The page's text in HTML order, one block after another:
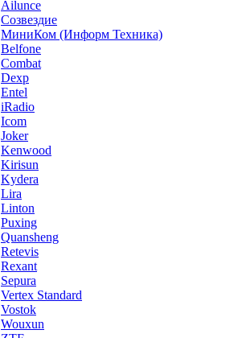
Ailunce
Созвездие
МиниКом (Информ Техника)
Belfone
Combat
Dexp
Entel
iRadio
Icom
Joker
Kenwood
Kirisun
Kydera
Lira
Linton
Puxing
Quansheng
Retevis
Rexant
Sepura
Vertex Standard
Vostok
Wouxun